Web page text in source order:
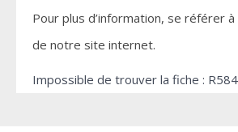
Pour plus d’information, se référer
de notre site internet.
Impossible de trouver la fiche :